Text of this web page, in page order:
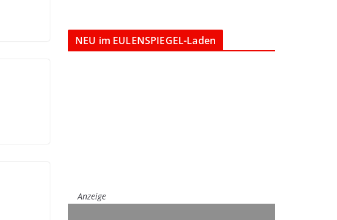
NEU im EULENSPIEGEL-Laden
Anzeige